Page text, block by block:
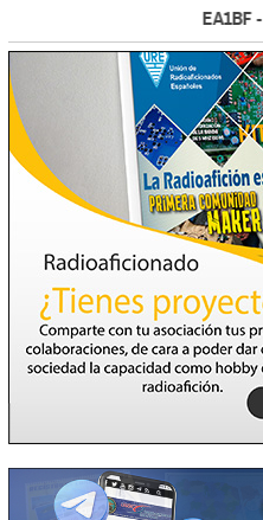
EA1BF -